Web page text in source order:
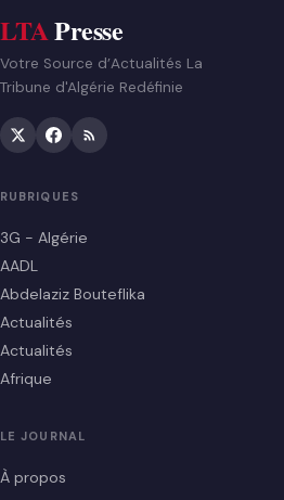
LTAPresse
Votre Source d’Actualités La
Tribune d'Algérie Redéfinie
RUBRIQUES
3G - Algérie
AADL
Abdelaziz Bouteflika
Actualités
Actualités
Afrique
LE JOURNAL
À propos